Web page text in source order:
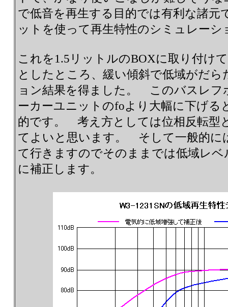
で低音を再生する目的では有利な諸
ットを使って再生特性のシミュレー
これを1.5リットルのBOXに取り付け
としたところ、緩い傾斜で低域がだ
ョン結果を得ました。 このバスレフ
ーカーユニットのfoより大幅に下げる
的です。 考え方としては位相反転型
てよいと思います。 そして一般的に
て行きますのでそのままでは低域レ
に補正します。